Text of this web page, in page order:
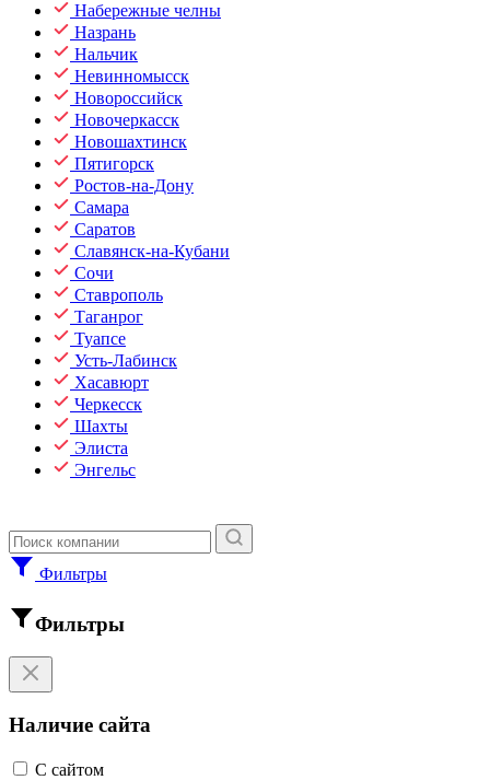
Набережные челны
Назрань
Нальчик
Невинномысск
Новороссийск
Новочеркасск
Новошахтинск
Пятигорск
Ростов-на-Дону
Самара
Саратов
Славянск-на-Кубани
Сочи
Ставрополь
Таганрог
Туапсе
Усть-Лабинск
Хасавюрт
Черкесск
Шахты
Элиста
Энгельс
Фильтры
Фильтры
Наличие сайта
С сайтом